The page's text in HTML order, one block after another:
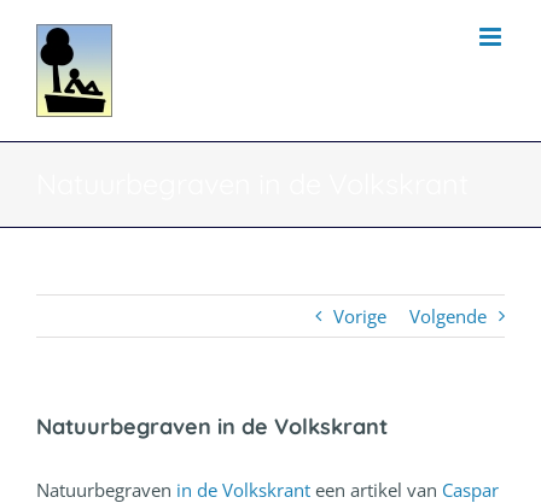
inhoud
Vorige Volgende
Natuurbegraven in de Volkskrant
Natuurbegraven in de Volkskrant een artikel van Caspar